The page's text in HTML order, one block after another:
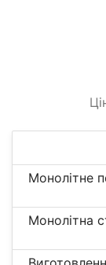
Монолітне
Монолітна